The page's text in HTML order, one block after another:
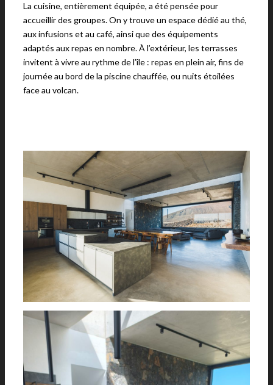
La cuisine, entièrement équipée, a été pensée pour
accueillir des groupes. On y trouve un espace dédié au thé,
aux infusions et au café, ainsi que des équipements
adaptés aux repas en nombre. À l’extérieur, les terrasses
invitent à vivre au rythme de l’île : repas en plein air, fins de
journée au bord de la piscine chauffée, ou nuits étoilées
face au volcan.